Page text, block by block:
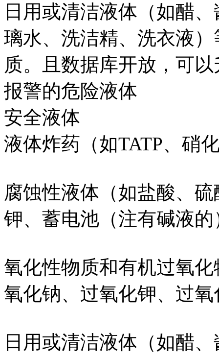
日用或清洁液体（如醋
璃水、洗洁精、洗衣液
质。且数据库开放，可
报警的危险液体
安全液体
液体炸药（如TATP、硝
腐蚀性液体（如盐酸、
钾、蓄电池（注有碱液的
氧化性物质和有机过氧
氧化钠、过氧化钾、过
日用或清洁液体（如醋